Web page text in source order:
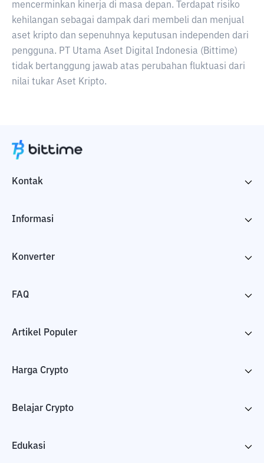
mencerminkan kinerja di masa depan. Terdapat risiko
kehilangan sebagai dampak dari membeli dan menjual
aset kripto dan sepenuhnya keputusan independen dari
pengguna. PT Utama Aset Digital Indonesia (Bittime)
tidak bertanggung jawab atas perubahan fluktuasi dari
nilai tukar Aset Kripto.
Kontak
Informasi
Konverter
FAQ
Artikel Populer
Harga Crypto
Belajar Crypto
Edukasi